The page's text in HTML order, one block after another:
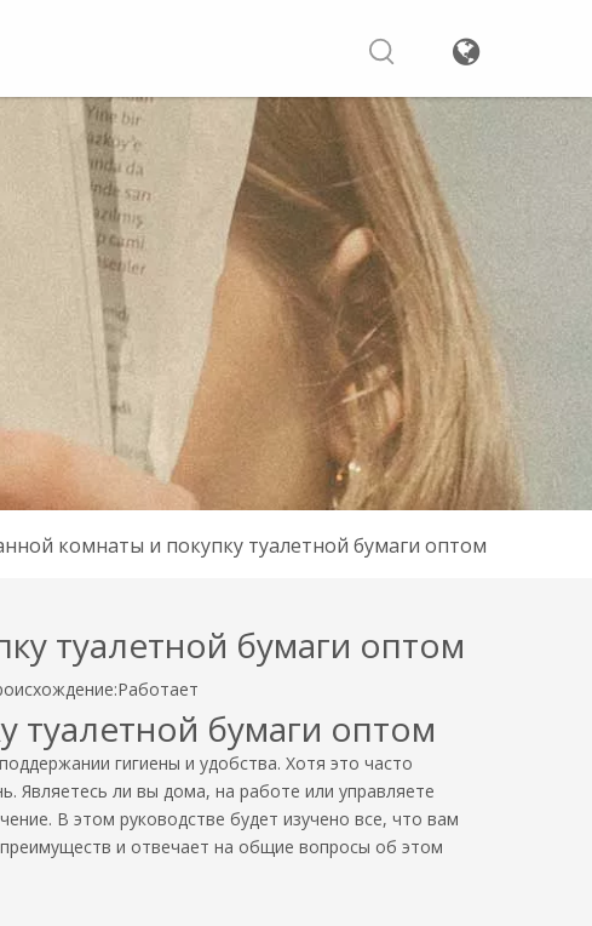
комнаты и покупку туалетной бумаги оптом
туалетной бумаги оптом
Работает
туалетной бумаги оптом
гигиены и удобства. Хотя это часто
Являетесь ли вы дома, на работе или управляете
В этом руководстве будет изучено все, что вам
и отвечает на общие вопросы об этом